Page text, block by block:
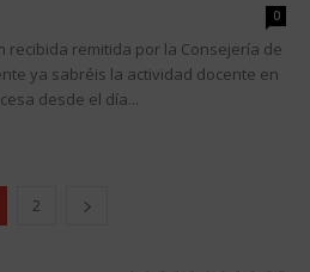
0
recibida remitida por la Consejería de
ya sabréis la actividad docente en
desde el día...
2